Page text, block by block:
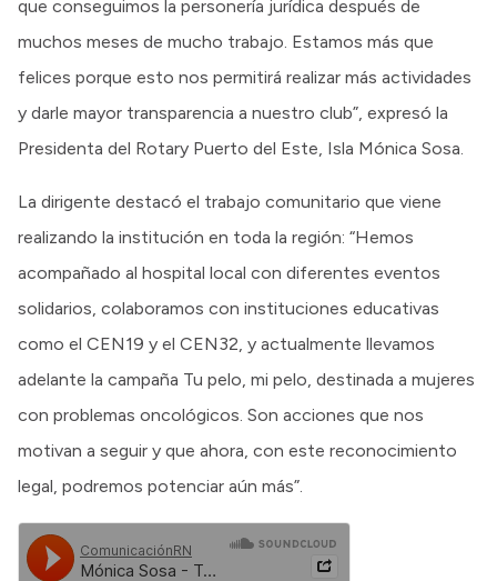
que conseguimos la personería jurídica después de
muchos meses de mucho trabajo. Estamos más que
felices porque esto nos permitirá realizar más actividades
y darle mayor transparencia a nuestro club”, expresó la
Presidenta del Rotary Puerto del Este, Isla Mónica Sosa.
La dirigente destacó el trabajo comunitario que viene
realizando la institución en toda la región: “Hemos
acompañado al hospital local con diferentes eventos
solidarios, colaboramos con instituciones educativas
como el CEN19 y el CEN32, y actualmente llevamos
adelante la campaña Tu pelo, mi pelo, destinada a mujeres
con problemas oncológicos. Son acciones que nos
motivan a seguir y que ahora, con este reconocimiento
legal, podremos potenciar aún más”.